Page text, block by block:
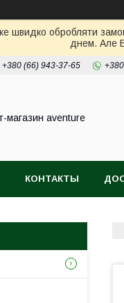
швидко обробляти
днем. Але
+380 (66) 943-37-65
магазин aventure
КОНТАКТЫ